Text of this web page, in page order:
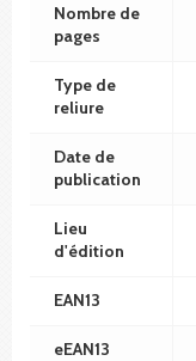
Nombre de
pages
Type de
reliure
Date de
publication
Lieu
d'édition
EAN13
eEAN13